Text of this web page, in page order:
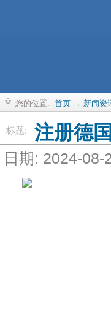
您的位置: 首页 → 新闻资
标题: 注册德
日期: 2024-08-